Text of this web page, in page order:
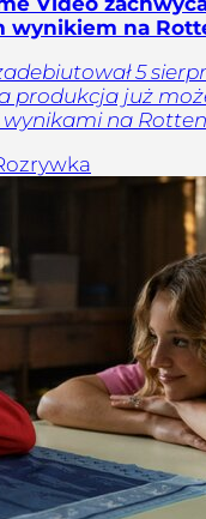
wynikiem na
5
produkcja już
na